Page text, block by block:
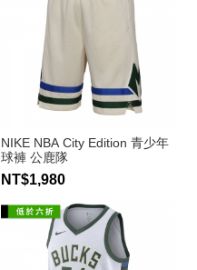
NIKE NBA City Edition 青少年
球褲 公鹿隊
NT$1,980